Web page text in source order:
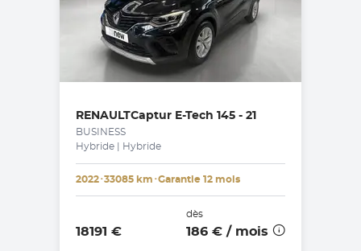
RENAULTCaptur E-Tech 145 - 21
BUSINESS
Hybride | Hybride
2022･33085 km ･Garantie 12 mois
18191 €
dès
186 € / mois